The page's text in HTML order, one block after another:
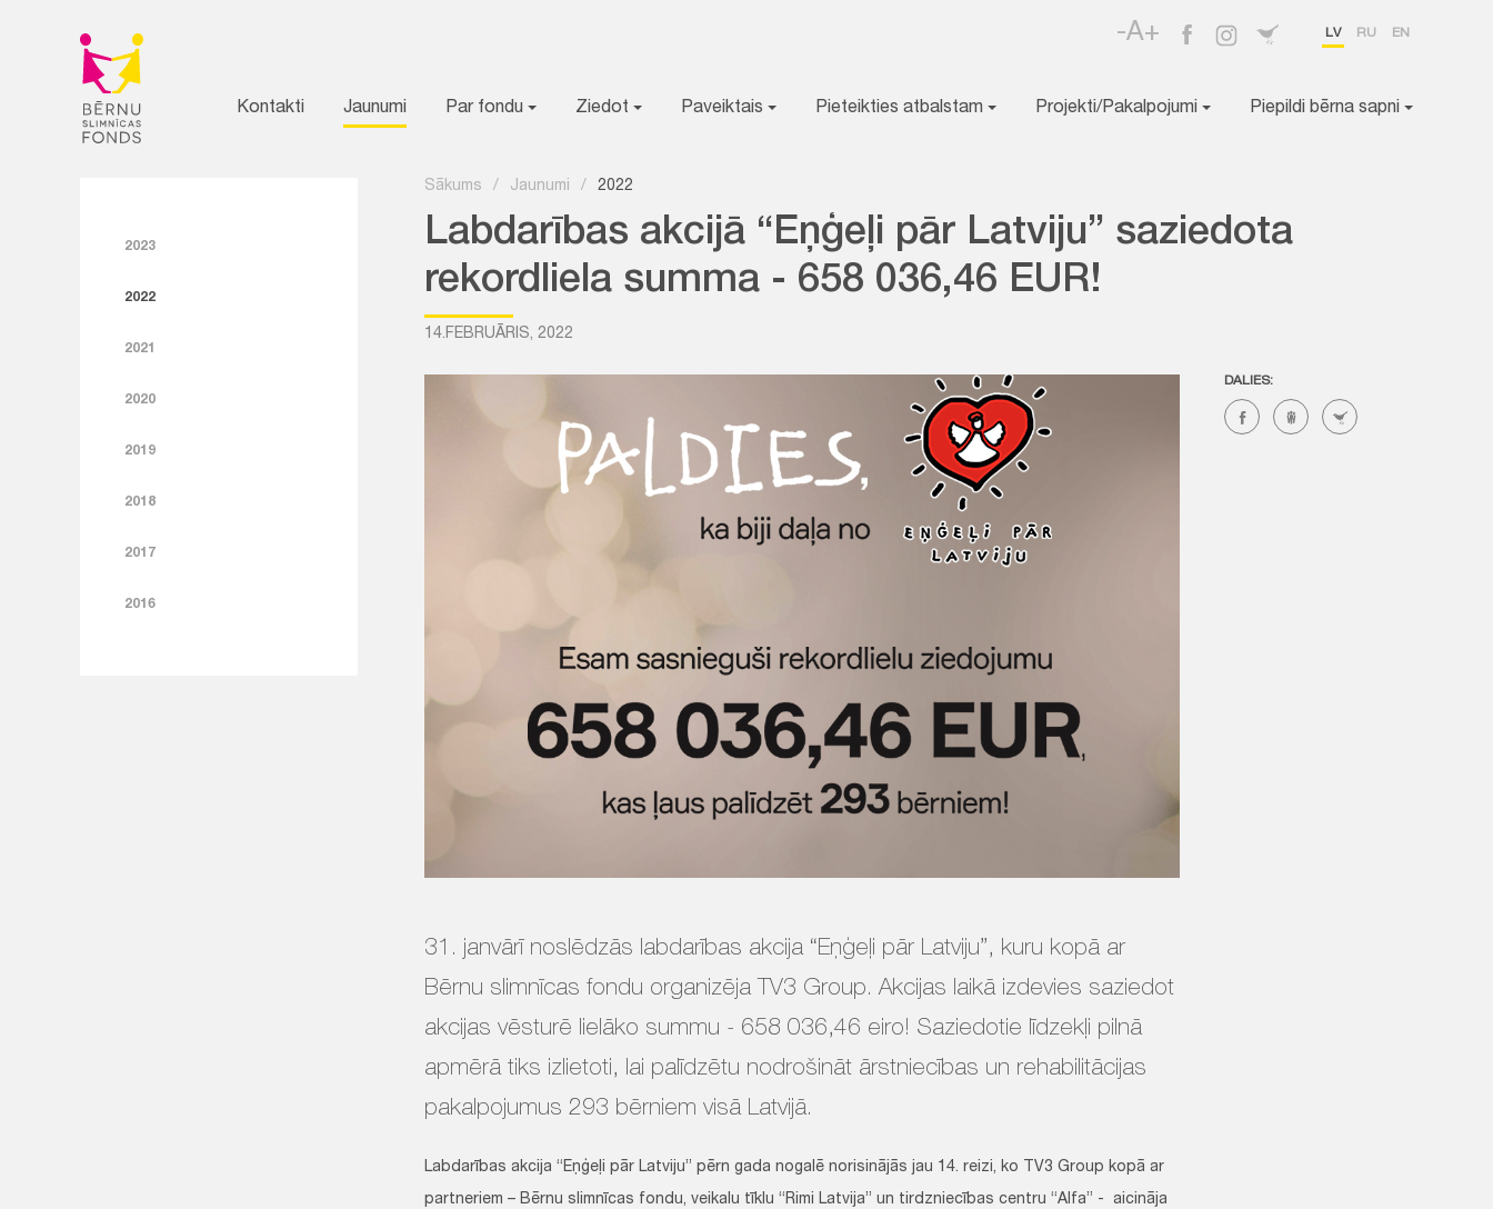
-A+ LV RU EN
Kontakti Jaunumi Par fondu Ziedot Paveiktais Pieteikties atbalstam Projekti/Pakalpojumi Piepildi bērna sapni
2023
2022
2021
2020
2019
2018
2017
2016
Sākums / Jaunumi / 2022
Labdarības akcijā “Eņģeļi pār Latviju” saziedota
rekordliela summa - 658 036,46 EUR!
14.FEBRUĀRIS, 2022
DALIES:
31. janvārī noslēdzās labdarības akcija “Eņģeļi pār Latviju”, kuru kopā ar
Bērnu slimnīcas fondu organizēja TV3 Group. Akcijas laikā izdevies saziedot
akcijas vēsturē lielāko summu - 658 036,46 eiro! Saziedotie līdzekļi pilnā
apmērā tiks izlietoti, lai palīdzētu nodrošināt ārstniecības un rehabilitācijas
pakalpojumus 293 bērniem visā Latvijā.
Labdarības akcija “Eņģeļi pār Latviju” pērn gada nogalē norisinājās jau 14. reizi, ko TV3 Group kopā ar
partneriem – Bērnu slimnīcas fondu, veikalu tīklu “Rimi Latvija” un tirdzniecības centru “Alfa” - aicināja